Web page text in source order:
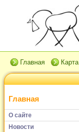
Главная Карта
Главная
О сайте
Новости